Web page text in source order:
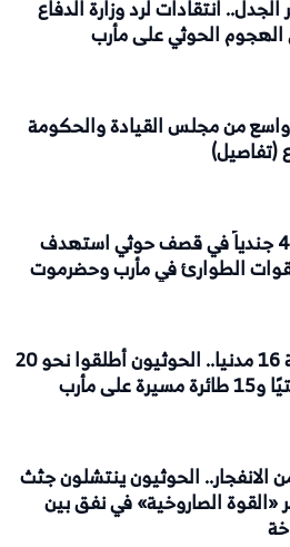
الجدل.. انتقادات لرد وزارة الدفاع
الهجوم الحوثي على مأرب
من مجلس القيادة والحكومة
(تفاصيل)
استشهاد 45 جندياً في قصف حوثي استهدف
الطوارئ في مأرب وحضرموت
مقتل وإصابة 16 مدنيا.. الحوثيون أطلقوا نحو 20
على مأرب
الانفجار.. الحوثيون ينتشلون جثث
«القوة الصاروخية» في نفق بين